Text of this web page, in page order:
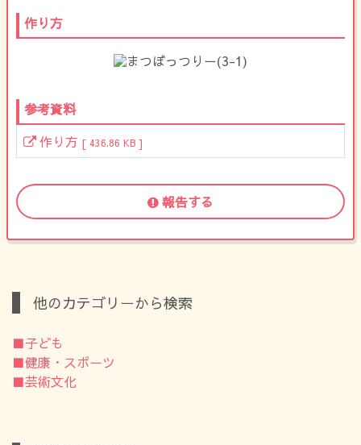
作り方
参考資料
作り方 [ 436.86 KB ]
報告する
他のカテゴリーから検索
■子ども
■健康・スポーツ
■芸術文化